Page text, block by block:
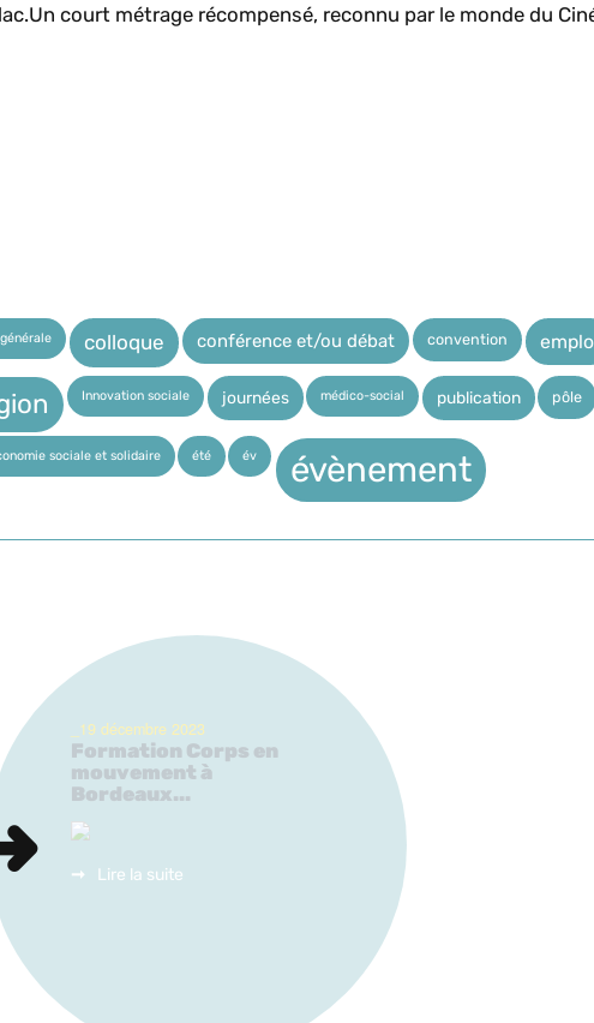
court métrage récompensé, reconnu par le monde du
colloque conférence et/ou débat convention
Innovation sociale journées médico-social publication pôle
sociale et solidaire été év évènement
_19 décembre 2023
Formation Corps en
mouvement à
Bordeaux...
Lire la suite